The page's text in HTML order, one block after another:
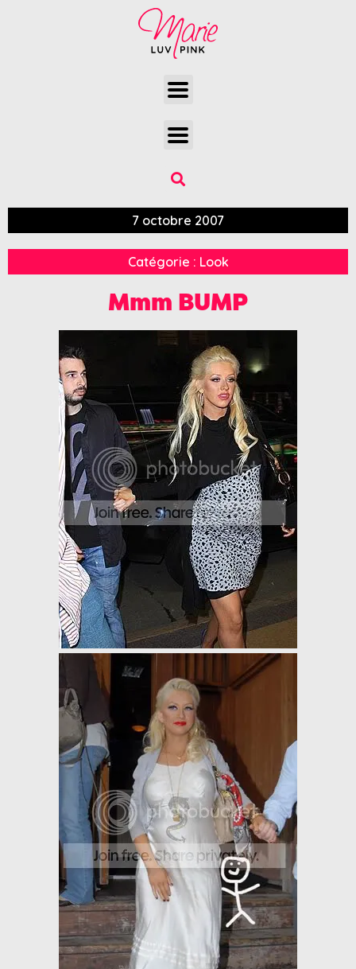
7 octobre 2007
Catégorie : Look
Mmm BUMP